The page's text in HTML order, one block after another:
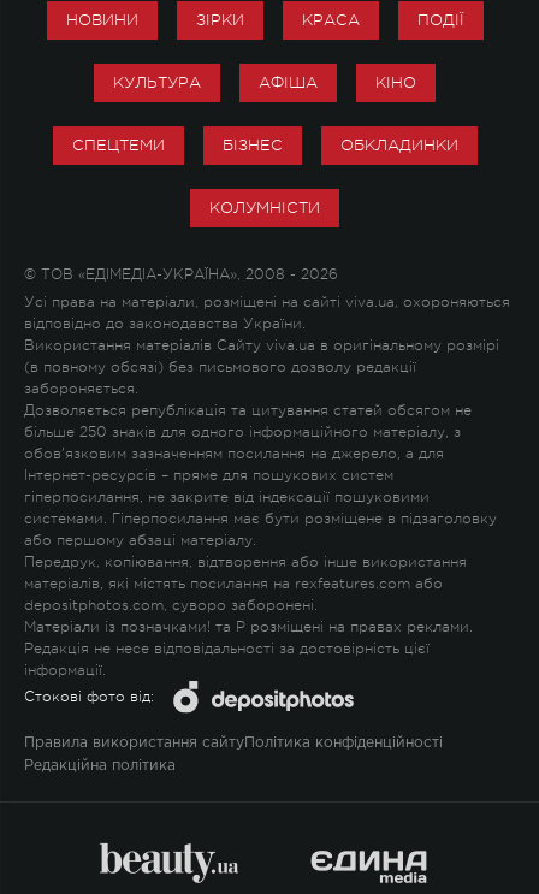
НОВИНИ ЗІРКИ КРАСА ПОДІЇ
КУЛЬТУРА АФІША КІНО
СПЕЦТЕМИ БІЗНЕС ОБКЛАДИНКИ
КОЛУМНІСТИ
© ТОВ «ЕДІМЕДІА-УКРАЇНА», 2008 - 2026
Усі права на матеріали, розміщені на сайті viva.ua, охороняються
відповідно до законодавства України.
Використання матеріалів Сайту viva.ua в оригінальному розмірі
(в повному обсязі) без письмового дозволу редакції
забороняється.
Дозволяється републікація та цитування статей обсягом не
більше 250 знаків для одного інформаційного матеріалу, з
обов'язковим зазначенням посилання на джерело, а для
Інтернет-ресурсів – пряме для пошукових систем
гіперпосилання, не закрите від індексації пошуковими
системами. Гіперпосилання має бути розміщене в підзаголовку
або першому абзаці матеріалу.
Передрук, копіювання, відтворення або інше використання
матеріалів, які містять посилання на rexfeatures.com або
depositphotos.com, суворо заборонені.
Матеріали із позначками! та P розміщені на правах реклами.
Редакція не несе відповідальності за достовірність цієї
інформації.
Стокові фото від:
Правила використання сайту Політика конфіденційності
Редакційна політика